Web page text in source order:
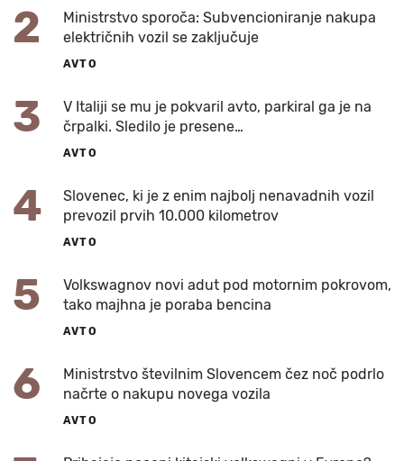
2
Ministrstvo sporoča: Subvencioniranje nakupa
električnih vozil se zaključuje
AVTO
3
V Italiji se mu je pokvaril avto, parkiral ga je na
črpalki. Sledilo je presene…
AVTO
4
Slovenec, ki je z enim najbolj nenavadnih vozil
prevozil prvih 10.000 kilometrov
AVTO
5
Volkswagnov novi adut pod motornim pokrovom,
tako majhna je poraba bencina
AVTO
6
Ministrstvo številnim Slovencem čez noč podrlo
načrte o nakupu novega vozila
AVTO